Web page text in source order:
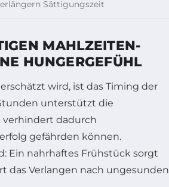
Sättigungszeit
MAHLZEITEN-
HUNGERGEFÜHL
wird, ist das Timing der
unterstützt die
verhindert dadurch
gefährden können.
Ein nahrhaftes Frühstück sorgt
das Verlangen nach ungesunden